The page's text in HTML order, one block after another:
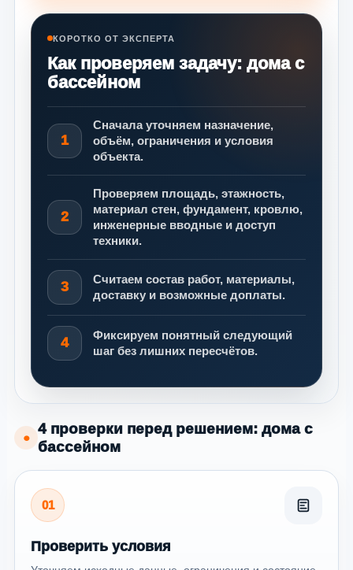
КОРОТКО ОТ ЭКСПЕРТА
Как проверяем задачу: дома с
бассейном
1
Сначала уточняем назначение,
объём, ограничения и условия
объекта.
2
Проверяем площадь, этажность,
материал стен, фундамент, кровлю,
инженерные вводные и доступ
техники.
3
Считаем состав работ, материалы,
доставку и возможные доплаты.
4
Фиксируем понятный следующий
шаг без лишних пересчётов.
●
4 проверки перед решением: дома с
бассейном
01
Проверить условия